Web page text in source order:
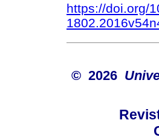
https://doi.org/
© 2026